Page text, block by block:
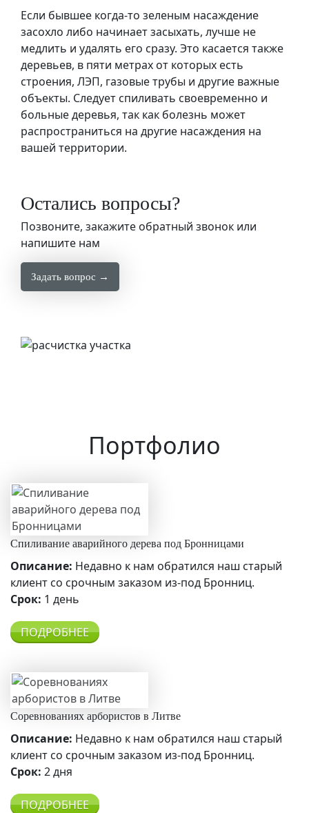
Если бывшее когда-то зеленым насаждение
засохло либо начинает засыхать, лучше не
медлить и удалять его сразу. Это касается также
деревьев, в пяти метрах от которых есть
строения, ЛЭП, газовые трубы и другие важные
объекты. Следует спиливать своевременно и
больные деревья, так как болезнь может
распространиться на другие насаждения на
вашей территории.
Остались вопросы?
Позвоните, закажите обратный звонок или
напишите нам
Задать вопрос →
Портфолио
Спиливание аварийного дерева под Бронницами
Описание: Недавно к нам обратился наш старый
клиент со срочным заказом из-под Бронниц.
Срок: 1 день
ПОДРОБНЕЕ
Соревнованиях арбористов в Литве
Описание: Недавно к нам обратился наш старый
клиент со срочным заказом из-под Бронниц.
Срок: 2 дня
ПОДРОБНЕЕ